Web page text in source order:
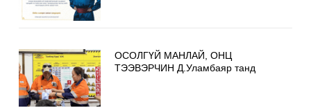
ОСОЛГҮЙ МАНЛАЙ, ОНЦ
ТЭЭВЭРЧИН Д.Уламбаяр танд